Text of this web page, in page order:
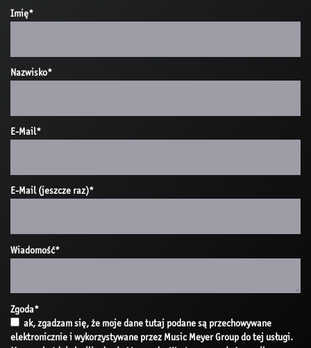
Imię*
Nazwisko*
E-Mail*
E-Mail (jeszcze raz)*
Wiadomość*
Zgoda*
elektronicznie i wykorzystywane przez Music Meyer Group do tej usługi.